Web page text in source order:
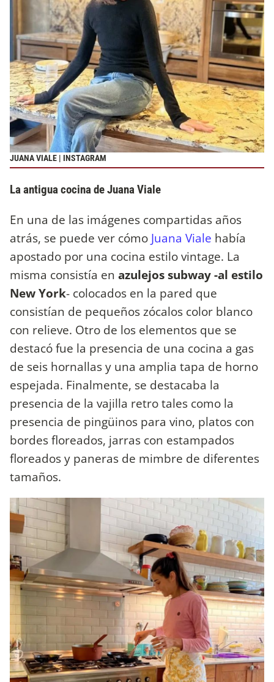
JUANA VIALE | INSTAGRAM
La antigua cocina de Juana Viale
En una de las imágenes compartidas años
atrás, se puede ver cómo Juana Viale había
apostado por una cocina estilo vintage. La
misma consistía en azulejos subway -al estilo
New York- colocados en la pared que
consistían de pequeños zócalos color blanco
con relieve. Otro de los elementos que se
destacó fue la presencia de una cocina a gas
de seis hornallas y una amplia tapa de horno
espejada. Finalmente, se destacaba la
presencia de la vajilla retro tales como la
presencia de pingüinos para vino, platos con
bordes floreados, jarras con estampados
floreados y paneras de mimbre de diferentes
tamaños.